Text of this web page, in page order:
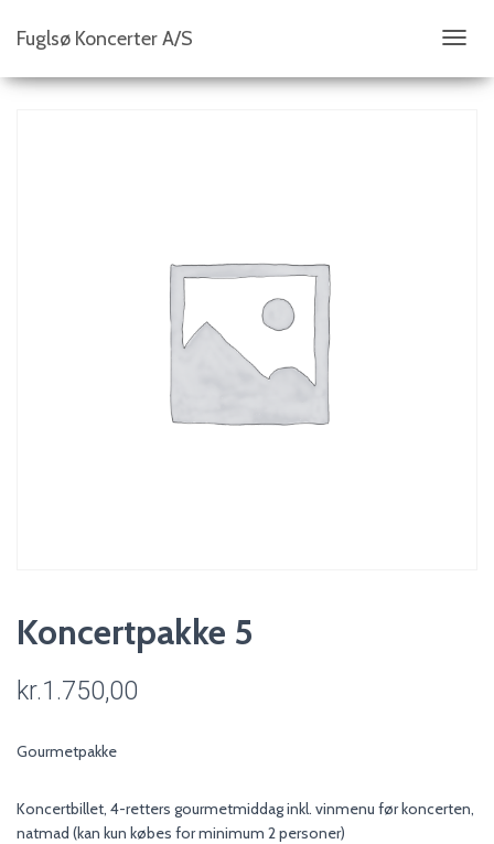
Fuglsø Koncerter A/S
K
Koncertpakke 5
kr.1.750,00
Gourmetpakke
Koncertbillet, 4-retters gourmetmiddag inkl. vinmenu før koncerten,
natmad (kan kun købes for minimum 2 personer)